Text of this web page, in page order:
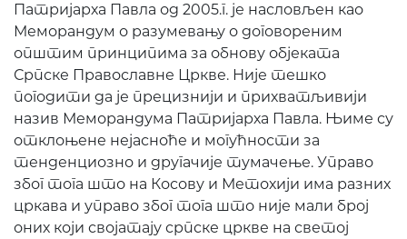
Патријарха Павла од 2005.г. је насловљен као
Меморандум о разумевању о договореним
општим принципима за обнову објеката
Српске Православне Цркве. Није тешко
погодити да је прецизнији и прихватљивији
назив Меморандума Патријарха Павла. Њиме су
отклоњене нејасноће и могућности за
тенденциозно и другачије тумачење. Управо
због тога што на Косову и Метохији има разних
цркава и управо због тога што није мали број
оних који својатају српске цркве на светој